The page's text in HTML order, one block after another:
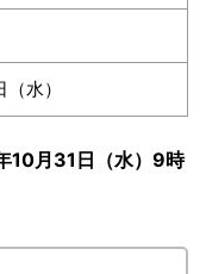
水）
10月31日（水）9時